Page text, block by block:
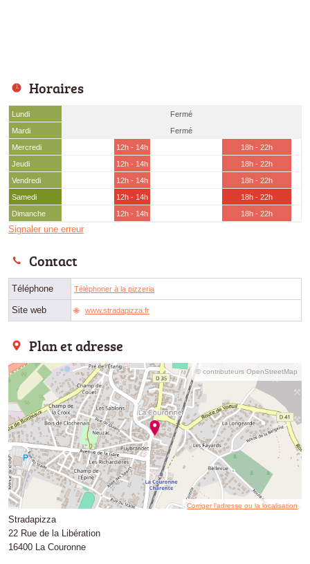
Horaires
Lundi
Fermé
Mardi
Fermé
Mercredi
12h - 14h
18h - 22h
Jeudi
12h - 14h
18h - 22h
Vendredi
12h - 14h
18h - 22h
Samedi
12h - 14h
18h - 22h
Dimanche
12h - 14h 18h - 22h
Signaler une erreur
Contact
Téléphone Téléphoner à la pizzeria
Site web www.stradapizza.fr
Plan et adresse
© contributeurs OpenStreetMap
Corriger l’adresse ou la localisation
Stradapizza
22 Rue de la Libération
16400 La Couronne